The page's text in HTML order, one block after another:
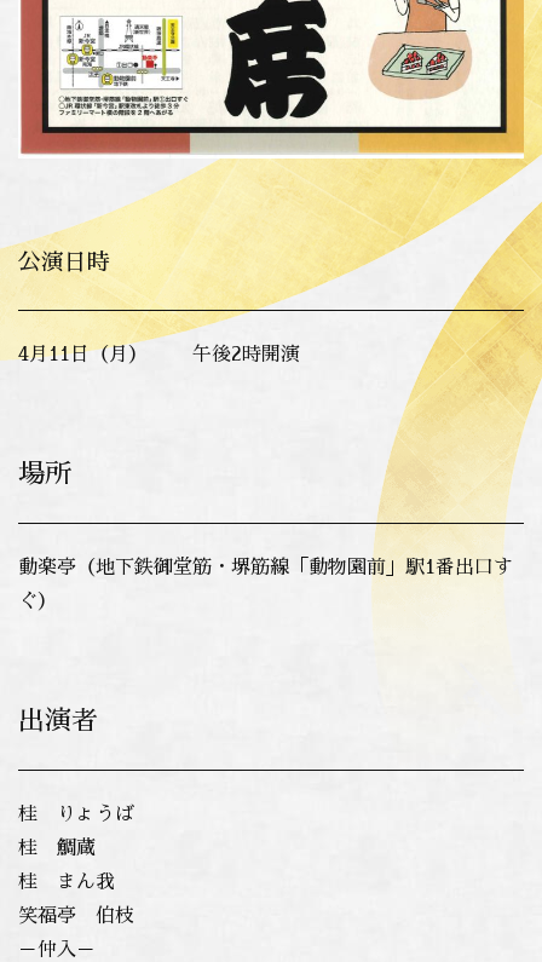
公演日時
4月11日（月） 午後2時開演
場所
動楽亭（地下鉄御堂筋・堺筋線「動物園前」駅1番出口す
ぐ）
出演者
桂 りょうば
桂 鯛蔵
桂 まん我
笑福亭 伯枝
－仲入－